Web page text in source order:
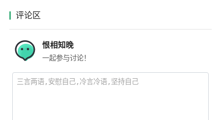
评论区
恨相知晚
一起参与讨论！